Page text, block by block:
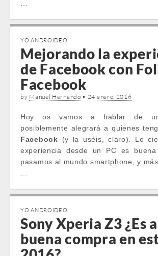
YO ANDROIDEO
Mejorando la
de Facebook con
Facebook
by Manuel Hernando • 24 enero, 2016
Hoy os vamos a hablar de
posiblemente alegrará a quienes
Facebook (y la uséis, claro). Lo
experiencia desde un PC es
pasamos al mundo smartphone, y más
YO ANDROIDEO
Sony Xperia Z3 ¿Es
buena compra en